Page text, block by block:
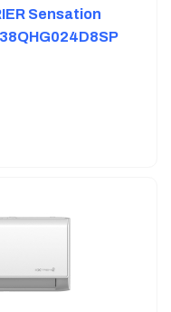
Sensation